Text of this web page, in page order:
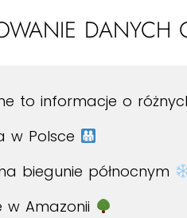
DANYCH
to informacje o
w Polsce
biegunie północnym
w Amazonii